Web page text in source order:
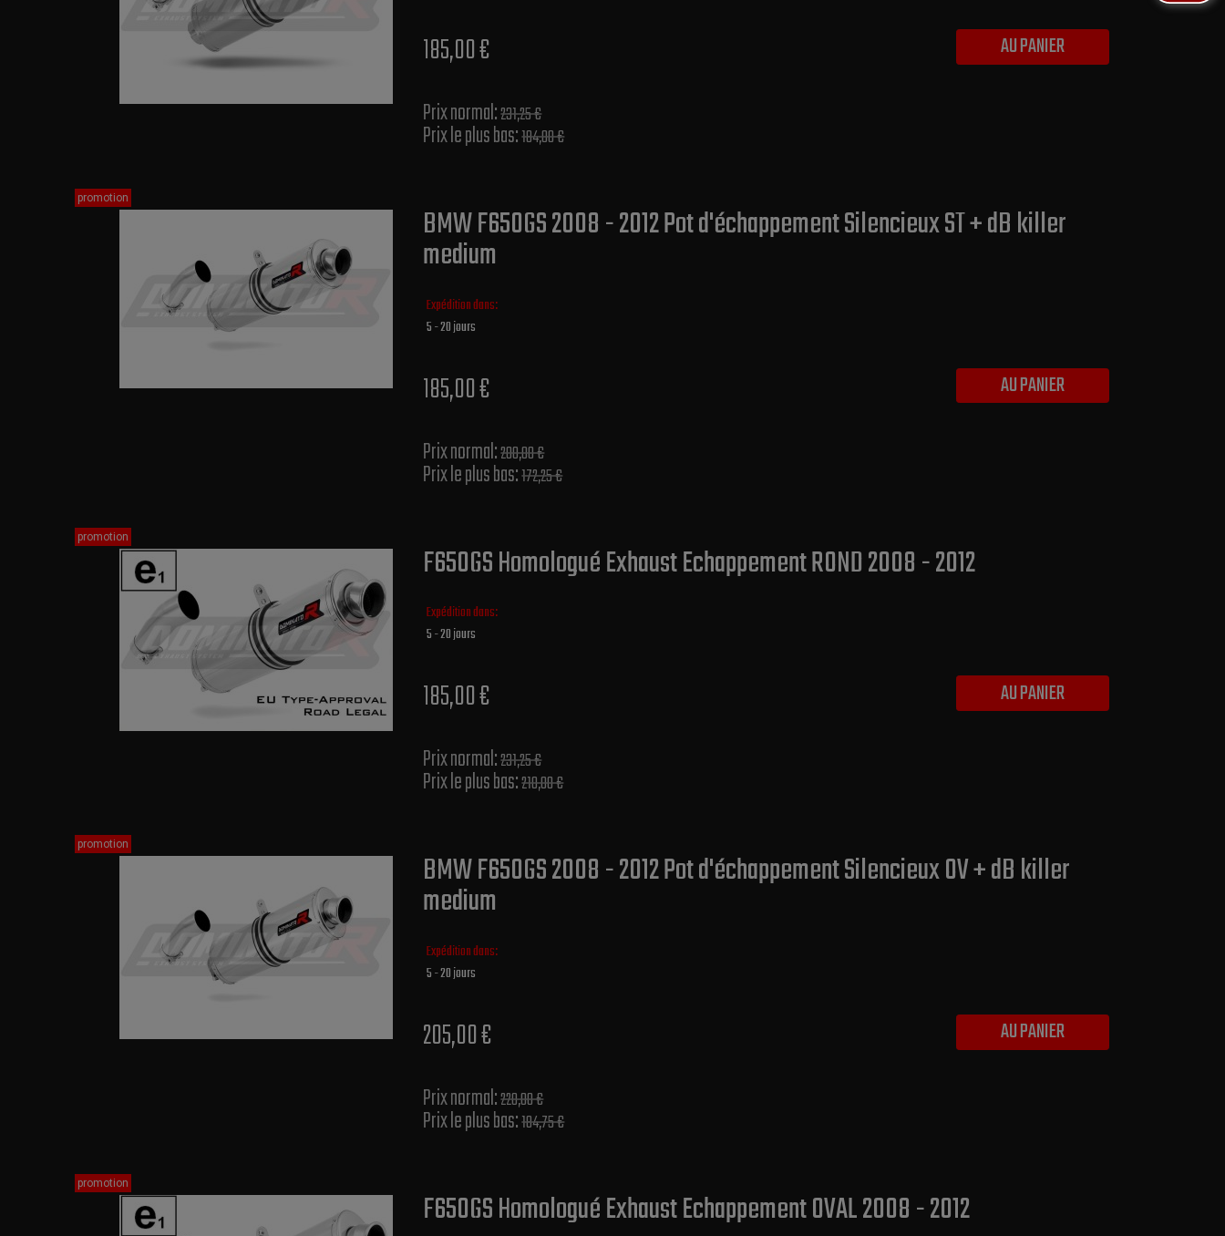
185,00 €
Prix normal​:231,25 €
Prix le plus bas:184,00 €
AU PANIER
BMW F650GS 2008 - 2012 Pot d'échappement Silencieux ST + dB killer
medium
Expédition dans:
5 - 20 jours
185,00 €
Prix normal​:200,00 €
Prix le plus bas:172,25 €
AU PANIER
promotion
F650GS Homologué Exhaust Echappement ROND 2008 - 2012
Expédition dans:
5 - 20 jours
185,00 €
Prix normal​:231,25 €
Prix le plus bas:210,00 €
AU PANIER
promotion
BMW F650GS 2008 - 2012 Pot d'échappement Silencieux OV + dB killer
medium
Expédition dans:
5 - 20 jours
205,00 €
Prix normal​:220,00 €
Prix le plus bas:184,75 €
AU PANIER
promotion
F650GS Homologué Exhaust Echappement OVAL 2008 - 2012
promotion